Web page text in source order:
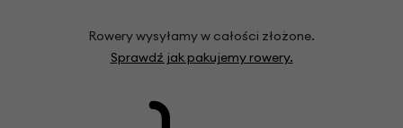
Rowery wysyłamy w całości złożone.
Sprawdź jak pakujemy rowery.